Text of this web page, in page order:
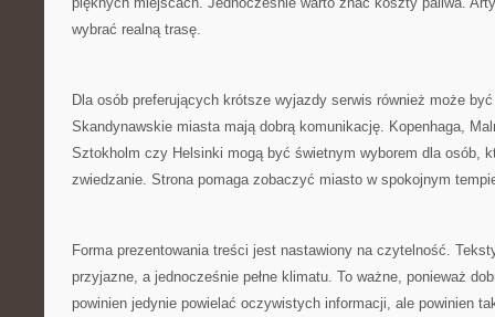
wybrać realną trasę.
Dla osób preferujących krótsze wyjazdy serwis również może
Skandynawskie miasta mają dobrą komunikację. Kopenhaga,
Sztokholm czy Helsinki mogą być świetnym wyborem dla osób,
zwiedzanie. Strona pomaga zobaczyć miasto w spokojnym
Forma prezentowania treści jest nastawiony na czytelność.
przyjazne, a jednocześnie pełne klimatu. To ważne, ponieważ
powinien jedynie powielać oczywistych informacji, ale powinien